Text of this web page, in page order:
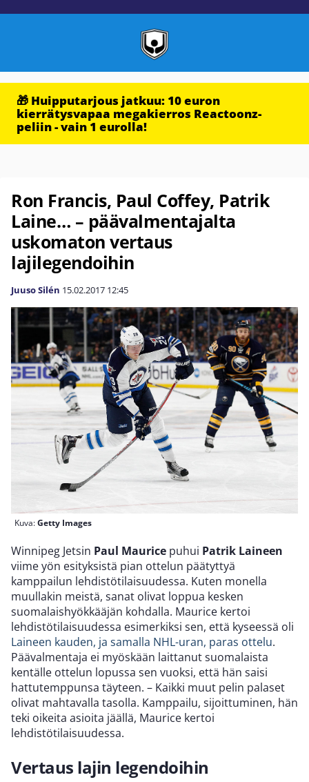
🎁 Huipputarjous jatkuu: 10 euron
kierrätysvapaa megakierros Reactoonz-
peliin - vain 1 eurolla!
Ron Francis, Paul Coffey, Patrik
Laine… – päävalmentajalta
uskomaton vertaus
lajilegendoihin
Juuso Silén 15.02.2017 12:45
Kuva:Getty Images
Winnipeg Jetsin Paul Maurice puhui Patrik Laineen
viime yön esityksistä pian ottelun päätyttyä
kamppailun lehdistötilaisuudessa. Kuten monella
muullakin meistä, sanat olivat loppua kesken
suomalaishyökkääjän kohdalla. Maurice kertoi
lehdistötilaisuudessa esimerkiksi sen, että kyseessä oli
Laineen kauden, ja samalla NHL-uran, paras ottelu.
Päävalmentaja ei myöskään laittanut suomalaista
kentälle ottelun lopussa sen vuoksi, että hän saisi
hattutemppunsa täyteen. – Kaikki muut pelin palaset
olivat mahtavalla tasolla. Kamppailu, sijoittuminen, hän
teki oikeita asioita jäällä, Maurice kertoi
lehdistötilaisuudessa.
Vertaus lajin legendoihin